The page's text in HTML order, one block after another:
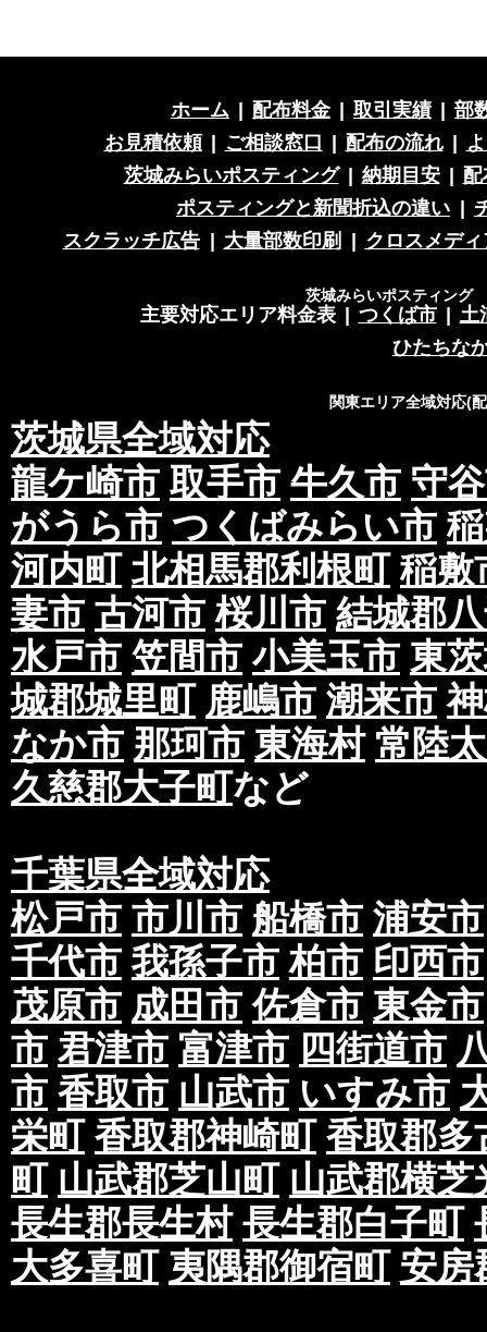
ホーム 配布料金 取引実績
部
お見積依頼
ご相談窓口 配布の流れ
茨城みらいポスティング
納期目安
ポスティングと新聞折込の違い
スクラッチ広告
大量部数印刷 クロスメディ
茨城みらいポスティング
主要対応エリア料金表 つくば市
土
ひたちな
関東エリア全域対応(
茨城県全域対応
龍ケ崎市 取手市 牛久市 守
がうら市 つくばみらい市
河内町 北相馬郡利根町 稲敷
妻市 古河市 桜川市 結城郡
水戸市 笠間市 小美玉市 東
城郡城里町 鹿嶋市 潮来市
なか市 那珂市 東海村 常陸
久慈郡大子町など
千葉県全域対応
松戸市 市川市 船橋市 浦安市
千代市 我孫子市 柏市 印西市
茂原市 成田市 佐倉市 東金市
市 君津市 富津市 四街道市
市 香取市 山武市 いすみ市
栄町 香取郡神崎町 香取郡多
町 山武郡芝山町 山武郡横芝
長生郡長生村 長生郡白子町
大多喜町 夷隅郡御宿町 安房